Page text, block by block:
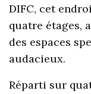
DIFC, cet
quatre étages,
des espaces
audacieux.
Réparti sur